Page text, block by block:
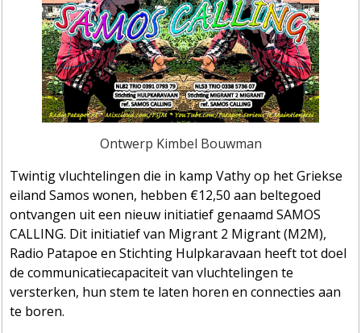
Ontwerp Kimbel Bouwman
Twintig vluchtelingen die in kamp Vathy op het Griekse
eiland Samos wonen, hebben €12,50 aan beltegoed
ontvangen uit een nieuw initiatief genaamd SAMOS
CALLING. Dit initiatief van Migrant 2 Migrant (M2M),
Radio Patapoe en Stichting Hulpkaravaan heeft tot doel
de communicatiecapaciteit van vluchtelingen te
versterken, hun stem te laten horen en connecties aan
te boren.